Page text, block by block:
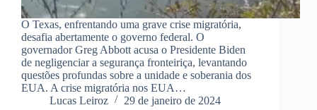
O Texas, enfrentando uma grave crise migratória,
desafia abertamente o governo federal. O
governador Greg Abbott acusa o Presidente Biden
de negligenciar a segurança fronteiriça, levantando
questões profundas sobre a unidade e soberania dos
EUA. A crise migratória nos EUA…
Lucas Leiroz
29 de janeiro de 2024